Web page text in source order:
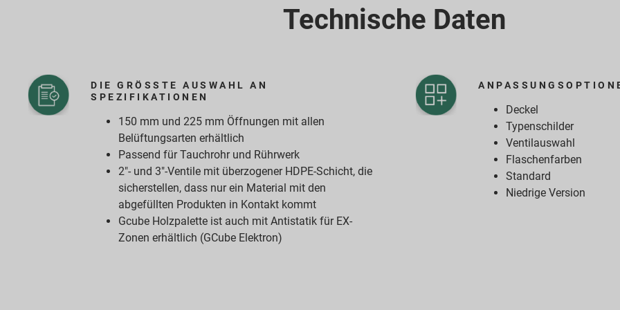
Technische Daten
DIE GRÖSSTE AUSWAHL AN S
PEZIFIKATIONEN
150 mm und 225 mm Öffnungen mit allen
Belüftungsarten erhältlich
Passend für Tauchrohr und Rührwerk
2"- und 3"-Ventile mit überzogener HDPE-Schicht, die
sicherstellen, dass nur ein Material mit den
abgefüllten Produkten in Kontakt kommt
Gcube Holzpalette ist auch mit Antistatik für EX-
Zonen erhältlich (GCube Elektron)
Deckel
Typenschilder
Ventilauswahl
Flaschenfarben
Standard
Niedrige Version